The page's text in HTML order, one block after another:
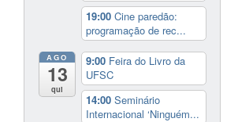
19:00Cine paredão:
programação de rec...
AGO
13
qui
9:00 Feira do Livro da
UFSC
14:00Seminário
Internacional ‘Ninguém...